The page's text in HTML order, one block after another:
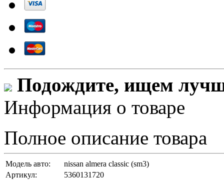
Подождите, ищем
Информация о товаре
Полное описание товара
Модель авто:
nissan almera classic (sm3)
Артикул:
5360131720